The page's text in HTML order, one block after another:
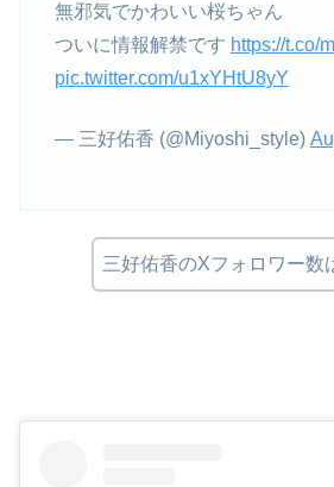
無邪気でかわいい桜ちゃん
ついに情報解禁です https://t.co/
pic.twitter.com/u1xYHtU8yY
— 三好佑香 (@Miyoshi_style)
三好佑香のXフォロワー数